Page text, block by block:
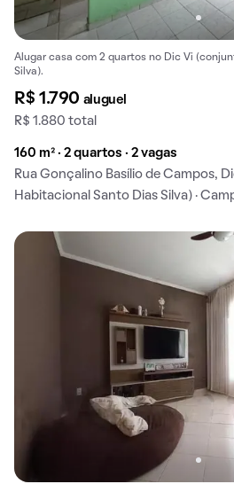
Alugar casa com 2 quartos no Dic Vi
Silva).
R$ 1.790 aluguel
R$ 1.880 total
160 m² · 2 quartos · 2 vagas
Rua Gonçalino Basílio de Campos,
Habitacional Santo Dias Silva) ·